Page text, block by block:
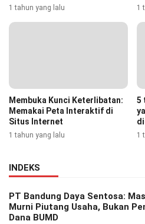
1 tahun yang lalu 1
Membuka Kunci Keterlibatan:
Memakai Peta Interaktif di
Situs Internet
1 tahun yang lalu
5
1
INDEKS
PT Bandung Daya Sentosa:
Murni Piutang Usaha, Bukan
Dana BUMD